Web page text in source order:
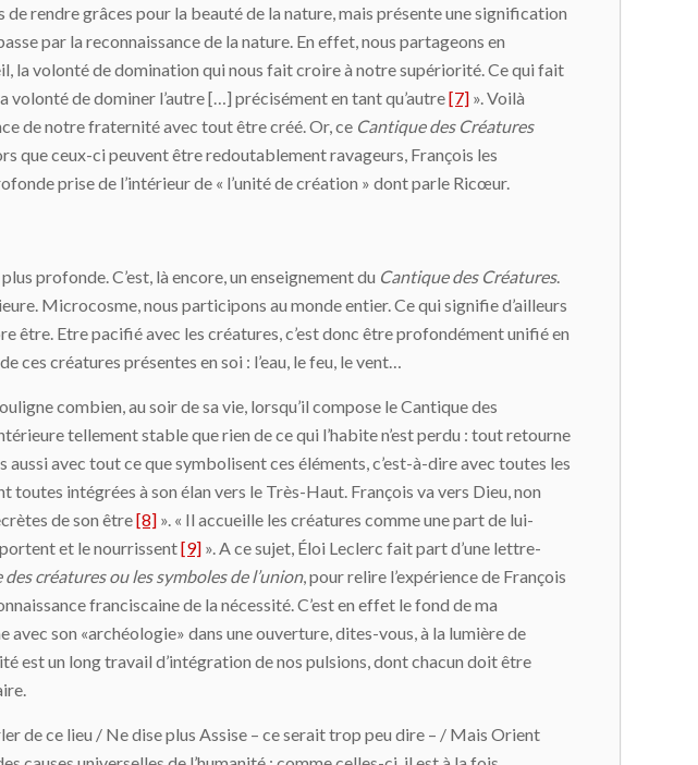
rendre grâces pour la beauté de la nature, mais présente une signification
par la reconnaissance de la nature. En effet, nous partageons en
la volonté de domination qui nous fait croire à notre supériorité. Ce qui fait
volonté de dominer l’autre […] précisément en tant qu’autre[7] ». Voilà
de notre fraternité avec tout être créé. Or, ce Cantique des Créatures
que ceux-ci peuvent être redoutablement ravageurs, François les
prise de l’intérieur de « l’unité de création » dont parle Ricœur.
profonde. C’est, là encore, un enseignement du Cantique des Créatures.
Microcosme, nous participons au monde entier. Ce qui signifie d’ailleurs
être. Etre pacifié avec les créatures, c’est donc être profondément unifié en
créatures présentes en soi : l’eau, le feu, le vent…
combien, au soir de sa vie, lorsqu’il compose le Cantique des
tellement stable que rien de ce qui l’habite n’est perdu : tout retourne
avec tout ce que symbolisent ces éléments, c’est-à-dire avec toutes les
toutes intégrées à son élan vers le Très-Haut. François va vers Dieu, non
de son être[8] ». « Il accueille les créatures comme une part de lui-
et le nourrissent[9] ». A ce sujet, Éloi Leclerc fait part d’une lettre-
des créatures ou les symboles de l’union, pour relire l’expérience de François
franciscaine de la nécessité. C’est en effet le fond de ma
son «archéologie» dans une ouverture, dites-vous, à la lumière de
est un long travail d’intégration de nos pulsions, dont chacun doit être
de ce lieu / Ne dise plus Assise – ce serait trop peu dire – / Mais Orient